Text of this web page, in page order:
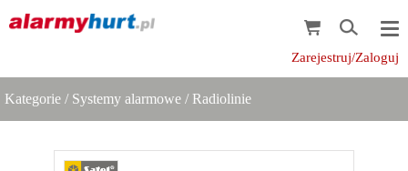
Zarejestruj/Zaloguj
Kategorie / Systemy alarmowe / Radiolinie